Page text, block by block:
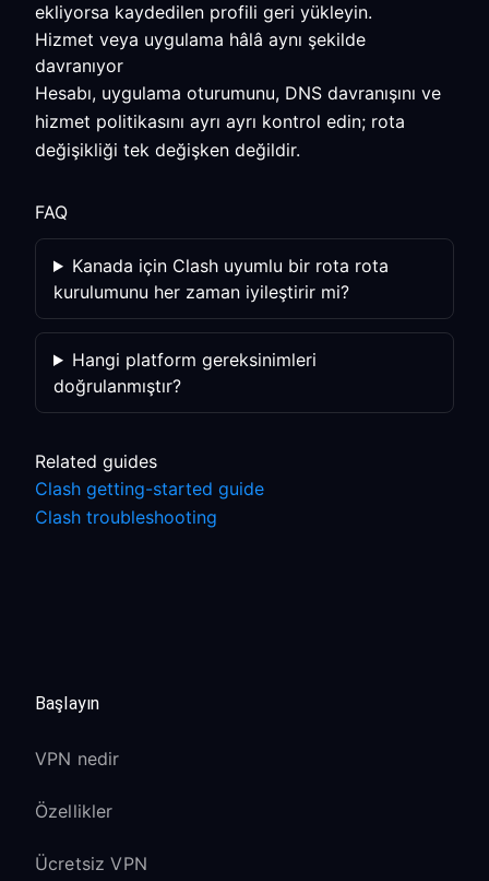
ekliyorsa kaydedilen profili geri yükleyin.
Hizmet veya uygulama hâlâ aynı şekilde
davranıyor
Hesabı, uygulama oturumunu, DNS davranışını ve
hizmet politikasını ayrı ayrı kontrol edin; rota
değişikliği tek değişken değildir.
FAQ
Kanada için Clash uyumlu bir rota rota
kurulumunu her zaman iyileştirir mi?
Hangi platform gereksinimleri
doğrulanmıştır?
Related guides
Clash getting-started guide
Clash troubleshooting
Başlayın
VPN nedir
Özellikler
Ücretsiz VPN